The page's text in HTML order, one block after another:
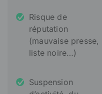
Risque de
réputation
(mauvaise presse,
liste noire…)
Suspension